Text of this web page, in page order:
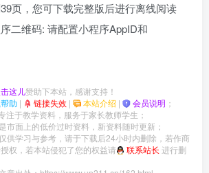
39页，您可下载完整版后进行离线阅读
二维码: 请配置小程序AppID和
这儿赞助下本站，感谢支持！
助 | 链接失效 | 本站介绍 | 会员说明 ；
注于教学资料，服务于家长教师学生；
市面上的低价过时资料，新资料随时更新；
供学习与参考，请于下载后24小时内删除，若作商
权，若本站侵犯了您的权益请
联系站长 进行删